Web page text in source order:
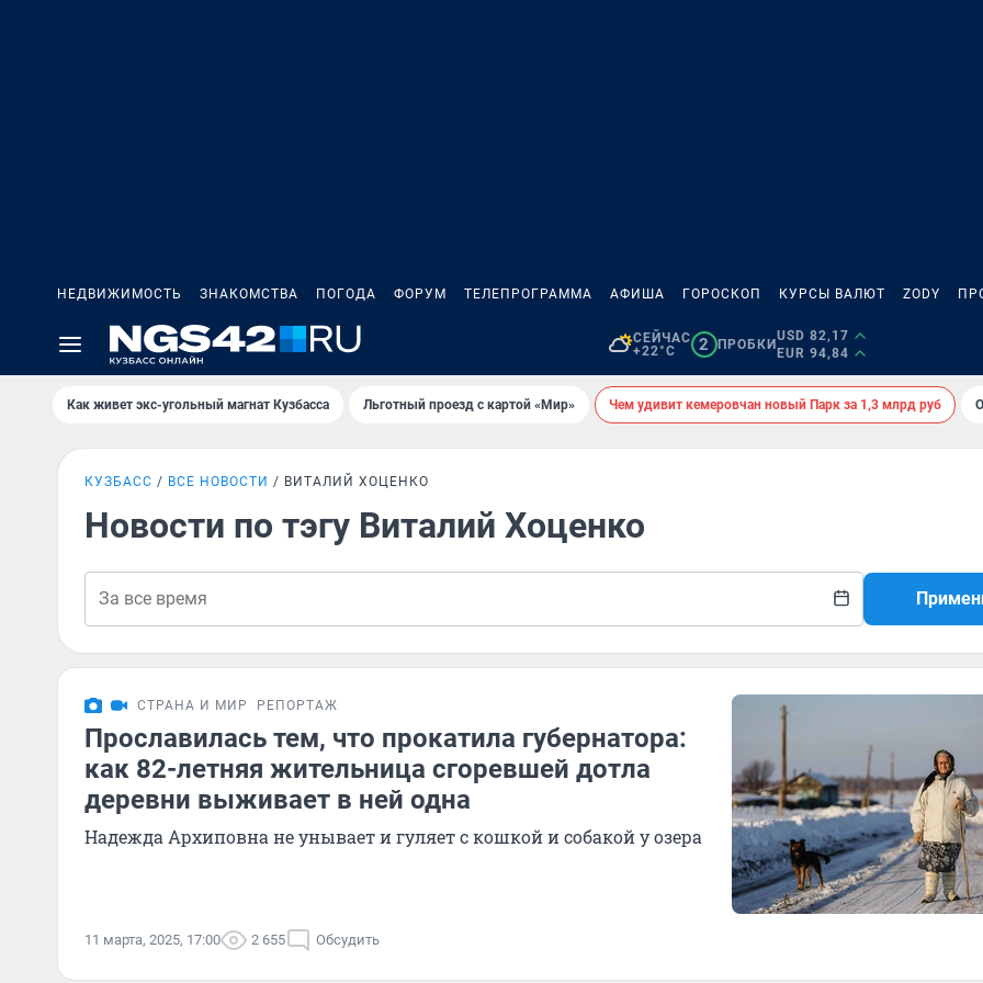
НЕДВИЖИМОСТЬ ЗНАКОМСТВА ПОГОДА ФОРУМ ТЕЛЕПРОГРАММА АФИША ГОРОСКОП КУРСЫ ВАЛЮТ ZODY
СЕЙЧАС
+22°C
2 ПРОБКИ
USD 82,17
EUR 94,84
Как живет экс-угольный магнат Кузбасса Льготный проезд с картой «Мир» Чем удивит кемеровчан новый Парк за 1,3 млрд руб
КУЗБАСС ВСЕ НОВОСТИ ВИТАЛИЙ ХОЦЕНКО
Новости по тэгу Виталий Хоценко
СТРАНА И МИР РЕПОРТАЖ
Прославилась тем, что прокатила губернатора:
как 82-летняя жительница сгоревшей дотла
деревни выживает в ней одна
Надежда Архиповна не унывает и гуляет с кошкой и собакой у озера
11 марта, 2025, 17:00 2 655 Обсудить